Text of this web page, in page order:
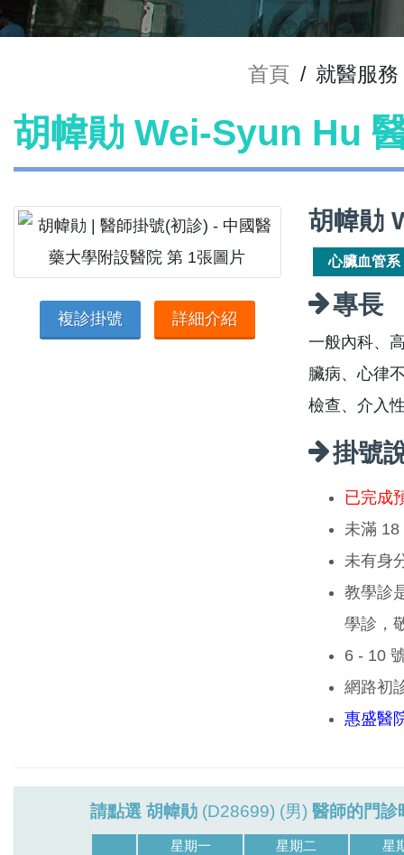
首頁 / 就醫服務
胡幃勛 Wei-Syun Hu
複診掛號 詳細介紹
胡幃勛
心臟血管系
專長
一般內科、
臟病、心律
檢查、介入
掛號
已完成
未滿 18
未有身
教學診
學診，
6 - 10
網路初
惠盛醫